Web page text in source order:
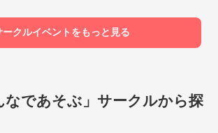
ークルイベントをもっと見る
なであそぶ」サークルから探